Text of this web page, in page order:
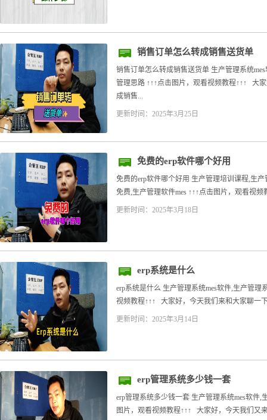
销售订单怎么转成销售送货单
销售订单怎么转成销售送货单 生产管理系统
管理思路 ↑↑↑点击图片，观看视频教程↑↑↑ 大
成销售...
更新时间：2025年3月25日
免费的erp软件哪个好用
免费的erp软件哪个好用 生产管理培训课程,生
免费,生产管理软件mes ↑↑↑点击图片，观看视
更新时间：2025年3月18日
erp系统是什么
erp系统是什么 生产管理系统mes软件,生产管理
视频教程↑↑↑ 大家好，今天我们来和大家聊一
更新时间：2025年3月14日
erp管理系统多少钱一套
erp管理系统多少钱一套 生产管理系统mes软件,
图片，观看视频教程↑↑↑ 大家好，今天我们又